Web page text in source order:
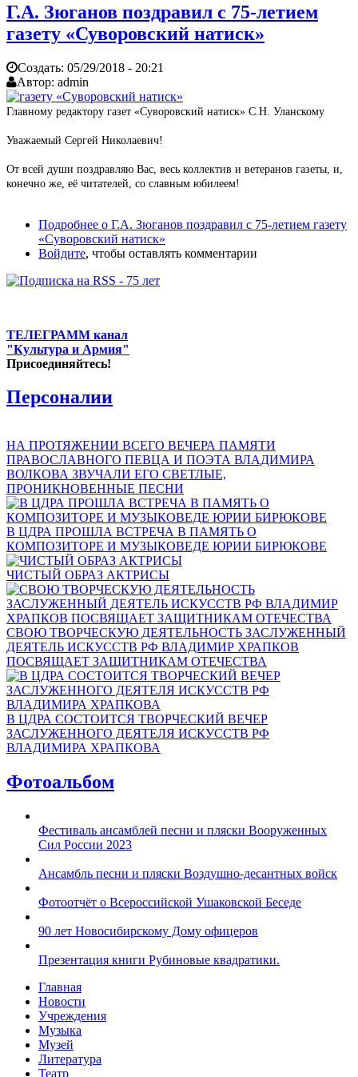
Г.А. Зюганов поздравил с 75-летием
газету «Суворовский натиск»
Создать: 05/29/2018 - 20:21
Автор: admin
Главному редактору газет «Суворовский натиск» С.Н. Уланскому
Уважаемый Сергей Николаевич!
От всей души поздравляю Вас, весь коллектив и ветеранов газеты, и,
конечно же, её читателей, со славным юбилеем!
Подробнее о Г.А. Зюганов поздравил с 75-летием газету
«Суворовский натиск»
Войдите, чтобы оставлять комментарии
ТЕЛЕГРАММ канал
"Культура и Армия"
Присоединяйтесь!
Персоналии
НА ПРОТЯЖЕНИИ ВСЕГО ВЕЧЕРА ПАМЯТИ
ПРАВОСЛАВНОГО ПЕВЦА И ПОЭТА ВЛАДИМИРА
ВОЛКОВА ЗВУЧАЛИ ЕГО СВЕТЛЫЕ,
ПРОНИКНОВЕННЫЕ ПЕСНИ
В ЦДРА ПРОШЛА ВСТРЕЧА В ПАМЯТЬ О
КОМПОЗИТОРЕ И МУЗЫКОВЕДЕ ЮРИИ БИРЮКОВЕ
ЧИСТЫЙ ОБРАЗ АКТРИСЫ
СВОЮ ТВОРЧЕСКУЮ ДЕЯТЕЛЬНОСТЬ ЗАСЛУЖЕННЫЙ
ДЕЯТЕЛЬ ИСКУССТВ РФ ВЛАДИМИР ХРАПКОВ
ПОСВЯЩАЕТ ЗАЩИТНИКАМ ОТЕЧЕСТВА
В ЦДРА СОСТОИТСЯ ТВОРЧЕСКИЙ ВЕЧЕР
ЗАСЛУЖЕННОГО ДЕЯТЕЛЯ ИСКУССТВ РФ
ВЛАДИМИРА ХРАПКОВА
Фотоальбом
Фестиваль ансамблей песни и пляски Вооруженных
Сил России 2023
Ансамбль песни и пляски Воздушно-десантных войск
Фотоотчёт о Всероссийской Ушаковской Беседе
90 лет Новосибирскому Дому офицеров
Презентация книги Рубиновые квадратики.
Главная
Новости
Учреждения
Музыка
Музей
Литература
Театр